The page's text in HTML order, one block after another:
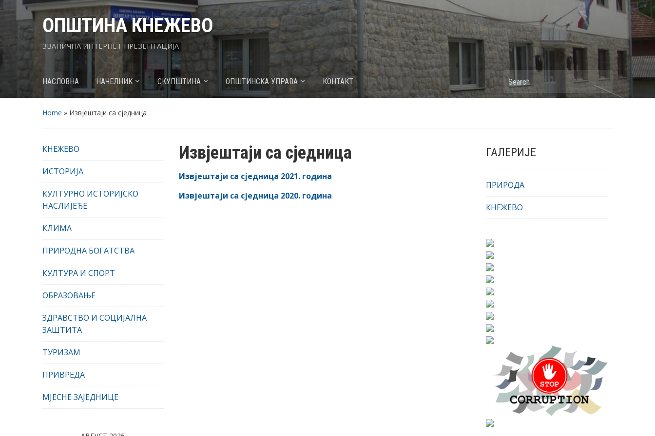
ОПШТИНА КНЕЖЕВО
ЗВАНИЧНА ИНТЕРНЕТ ПРЕЗЕНТАЦИЈА
НАСЛОВНА НАЧЕЛНИК СКУПШТИНА ОПШТИНСКА УПРАВА КОНТАКТ Search
Home » Извјештаји са сједница
КНЕЖЕВО
ИСТОРИЈА
КУЛТУРНО ИСТОРИЈСКО
НАСЛИЈЕЂЕ
КЛИМА
ПРИРОДНА БОГАТСТВА
КУЛТУРА И СПОРТ
ОБРАЗОВАЊЕ
ЗДРАВСТВО И СОЦИЈАЛНА
ЗАШТИТА
ТУРИЗАМ
ПРИВРЕДА
МЈЕСНЕ ЗАЈЕДНИЦЕ
Извјештаји са сједница
Извјештаји са сједница 2021. година
Извјештаји са сједница 2020. година
ГАЛЕРИЈЕ
ПРИРОДА
КНЕЖЕВО